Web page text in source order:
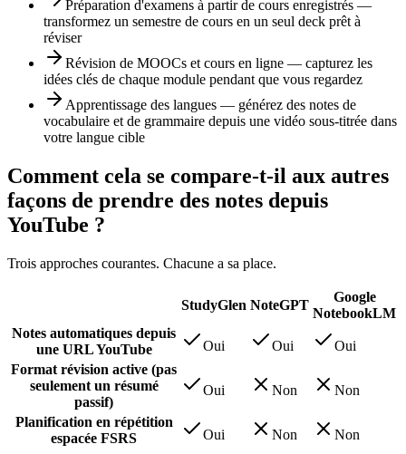
Préparation d'examens à partir de cours enregistrés —
transformez un semestre de cours en un seul deck prêt à
réviser
Révision de MOOCs et cours en ligne — capturez les
idées clés de chaque module pendant que vous regardez
Apprentissage des langues — générez des notes de
vocabulaire et de grammaire depuis une vidéo sous-titrée dans
votre langue cible
Comment cela se compare-t-il aux autres
façons de prendre des notes depuis
YouTube ?
Trois approches courantes. Chacune a sa place.
StudyGlen NoteGPT
Google
NotebookLM
Notes automatiques depuis
une URL YouTube
Oui Oui
Oui
Format révision active (pas
seulement un résumé
passif)
Oui Non Non
Planification en répétition
espacée FSRS
Oui Non
Non